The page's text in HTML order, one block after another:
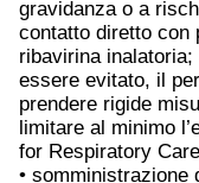
gravidanza o a
contatto diretto con
ribavirina
essere evitato, il
prendere rigide
limitare al minimo
for Respiratory
• somministrazione